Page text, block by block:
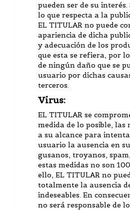
pueden ser de su
lo que respecta a la
EL TITULAR no puede
apariencia de dicha
y adecuación de los
que esta se refiera, por
de ningún daño que se
usuario por dichas
terceros.
Virus:
EL TITULAR se
medida de lo posible, las
a su alcance para
usuario la ausencia en
gusanos, troyanos,
estas medidas no son
ello, EL TITULAR no
totalmente la ausencia
indeseables. En
no será responsable de